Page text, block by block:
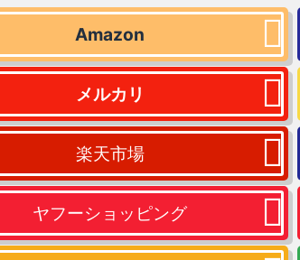
Amazon
メルカリ
楽天市場
ヤフーショッピング